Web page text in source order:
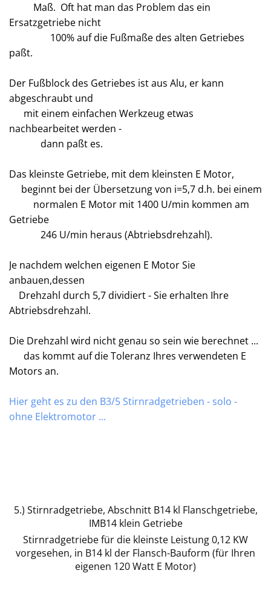
Maß. Oft hat man das Problem das ein
Ersatzgetriebe nicht
100% auf die Fußmaße des alten Getriebes
paßt.
Der Fußblock des Getriebes ist aus Alu, er kann
abgeschraubt und
mit einem einfachen Werkzeug etwas
nachbearbeitet werden -
dann paßt es.
Das kleinste Getriebe, mit dem kleinsten E Motor,
beginnt bei der Übersetzung von i=5,7 d.h. bei einem
normalen E Motor mit 1400 U/min kommen am
Getriebe
246 U/min heraus (Abtriebsdrehzahl).
Je nachdem welchen eigenen E Motor Sie
anbauen,dessen
Drehzahl durch 5,7 dividiert - Sie erhalten Ihre
Abtriebsdrehzahl.
Die Drehzahl wird nicht genau so sein wie berechnet ...
das kommt auf die Toleranz Ihres verwendeten E
Motors an.
Hier geht es zu den B3/5 Stirnradgetrieben - solo -
ohne Elektromotor ...
5.) Stirnradgetriebe, Abschnitt B14 kl Flanschgetriebe,
IMB14 klein Getriebe
Stirnradgetriebe für die kleinste Leistung 0,12 KW
vorgesehen, in B14 kl der Flansch-Bauform (für Ihren
eigenen 120 Watt E Motor)